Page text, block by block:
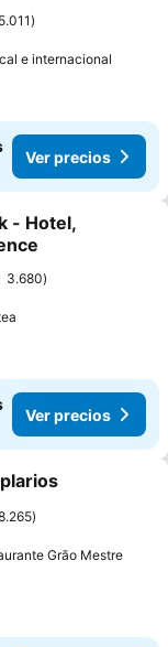
5.011
e internacional
Ver precios
- Hotel,
3.680
Ver precios
Grão Mestre